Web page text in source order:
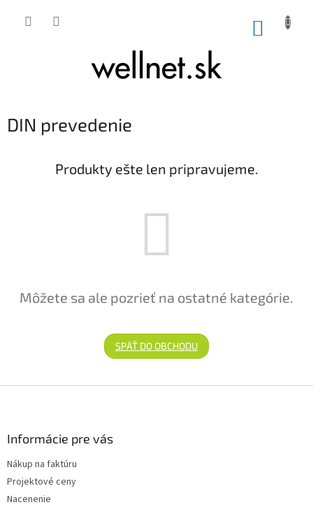
DIN prevedenie
Produkty ešte len pripravujeme.
Môžete sa ale pozrieť na ostatné kategórie.
SPÄŤ DO OBCHODU
Informácie pre vás
Nákup na faktúru
Projektové ceny
Nacenenie